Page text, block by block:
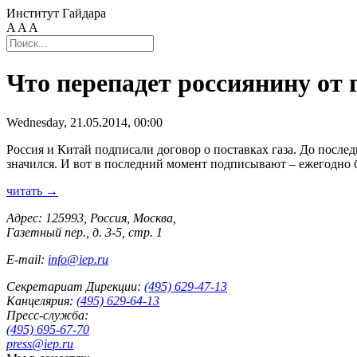
Институт Гайдара
A A A
Что перепадет россиянину от
Wednesday, 21.05.2014, 00:00
Россия и Китай подписали договор о поставках газа. До
значился. И вот в последний момент подписывают – ежегодно
читать →
Адрес: 125993, Россия, Москва,
Газетный пер., д. 3-5, стр. 1
E-mail: info@iep.ru
Секретариат Дирекции: (495) 629-47-13
Канцелярия: (495) 629-64-13
Пресс-служба:
(495) 695-67-70
press@iep.ru